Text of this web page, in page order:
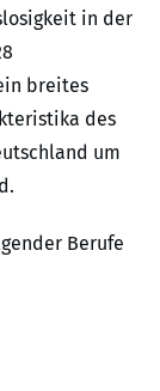
in der
breites
des
um
Berufe